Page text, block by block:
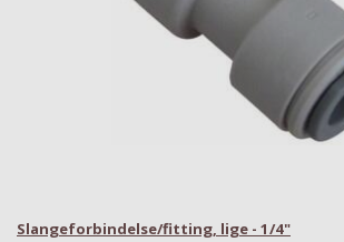
Slangeforbindelse/fitting, lige - 1/4"